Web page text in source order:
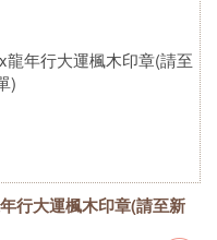
行大運楓木印章(請至新